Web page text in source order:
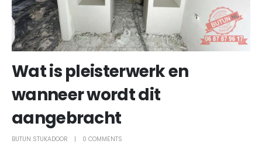
Wat is pleisterwerk en
wanneer wordt dit
aangebracht
BUTUN STUKADOOR 0 COMMENTS